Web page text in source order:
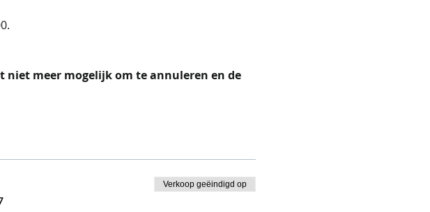
niet meer mogelijk om te annuleren en de
Verkoop geëindigd op